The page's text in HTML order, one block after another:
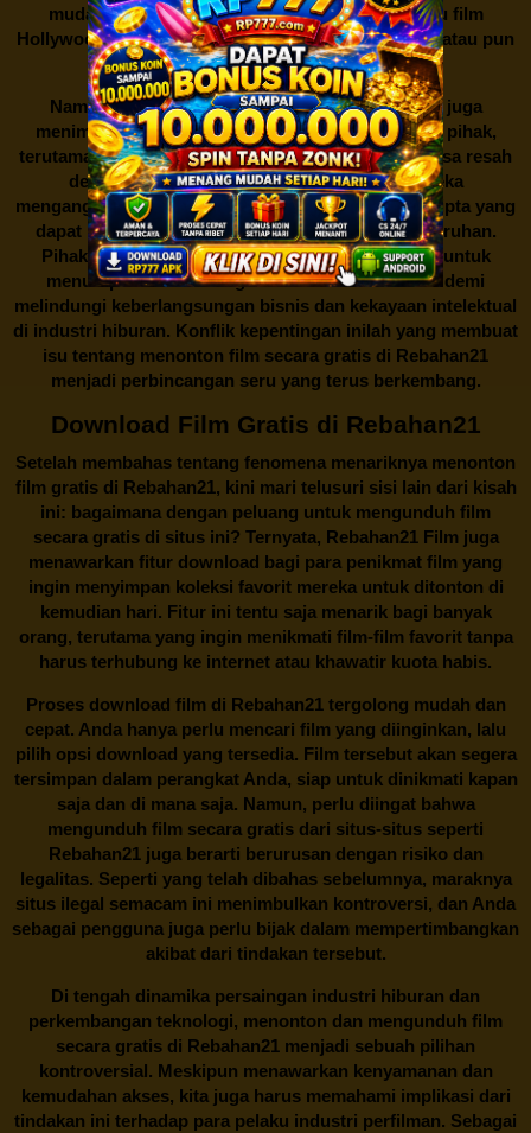
mudah mencari film yang ingin ditonton, baik itu film
Hollywood terbaru, drama Korea yang sedang hits, atau pun
produksi film lokal dengan kualitas terbaik.
Namun, seperti halnya cerita manis,Rebahan21juga
menimbulkan kontroversi di industri film. Banyak pihak,
terutama produsen film dan pemilik hak cipta, merasa resah
dengan maraknya situs-situs seperti ini. Mereka
menganggapnya sebagai bentuk pelanggaran hak cipta yang
dapat merugikan industri perfilman secara keseluruhan.
Pihak berwenang pun turut terlibat dalam upaya untuk
menutup situs-situs ilegal semacam Rebahan21 demi
melindungi keberlangsungan bisnis dan kekayaan intelektual
di industri hiburan. Konflik kepentingan inilah yang membuat
isu tentang menonton film secara gratis di Rebahan21
menjadi perbincangan seru yang terus berkembang.
Download Film Gratis di Rebahan21
Setelah membahas tentang fenomena menariknya menonton
film gratis di Rebahan21, kini mari telusuri sisi lain dari kisah
ini: bagaimana dengan peluang untuk mengunduh film
secara gratis di situs ini? Ternyata, Rebahan21 Film juga
menawarkan fitur download bagi para penikmat film yang
ingin menyimpan koleksi favorit mereka untuk ditonton di
kemudian hari. Fitur ini tentu saja menarik bagi banyak
orang, terutama yang ingin menikmati film-film favorit tanpa
harus terhubung ke internet atau khawatir kuota habis.
Proses download film di Rebahan21tergolong mudah dan
cepat. Anda hanya perlu mencari film yang diinginkan, lalu
pilih opsi download yang tersedia. Film tersebut akan segera
tersimpan dalam perangkat Anda, siap untuk dinikmati kapan
saja dan di mana saja. Namun, perlu diingat bahwa
mengunduh film secara gratis dari situs-situs seperti
Rebahan21 juga berarti berurusan dengan risiko dan
legalitas. Seperti yang telah dibahas sebelumnya, maraknya
situs ilegal semacam ini menimbulkan kontroversi, dan Anda
sebagai pengguna juga perlu bijak dalam mempertimbangkan
akibat dari tindakan tersebut.
Di tengah dinamika persaingan industri hiburan dan
perkembangan teknologi, menonton dan mengunduh film
secara gratis di Rebahan21 menjadi sebuah pilihan
kontroversial. Meskipun menawarkan kenyamanan dan
kemudahan akses, kita juga harus memahami implikasi dari
tindakan ini terhadap para pelaku industri perfilman. Sebagai